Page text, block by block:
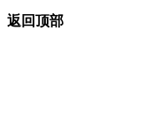
返回顶部